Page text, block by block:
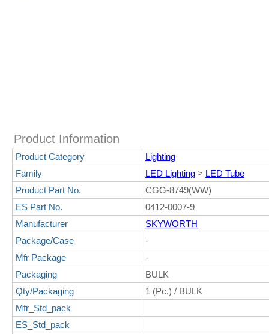
Product Information
Product Category
Lighting
Family
LED Lighting > LED Tube
Product Part No.
CGG-8749(WW)
ES Part No.
0412-0007-9
Manufacturer
SKYWORTH
Package/Case
-
Mfr Package
-
Packaging
BULK
Qty/Packaging
1 (Pc.) / BULK
Mfr_Std_pack
ES_Std_pack